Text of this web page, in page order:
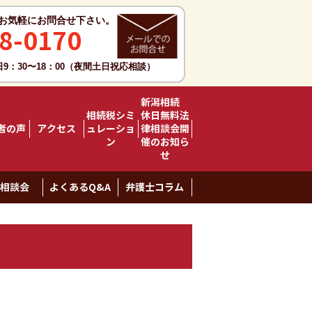
気軽にお問合せ下さい。
0170
9：30〜18：00（夜間土日祝応相談）
の声 アクセス
相続税シミ
ュレーショ
ン
新潟相続
休日無料法
律相談会開
催のお知ら
せ
談会 よくあるQ&A 弁護士コラム